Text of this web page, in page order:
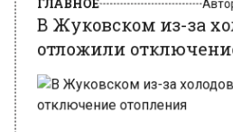
отложили